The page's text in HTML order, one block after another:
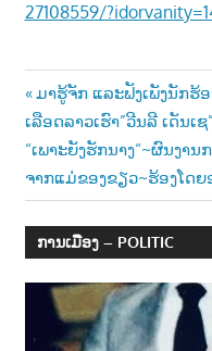
27108559/
Post
navigation
Previous
Post:
ມາຮູ້ຈັກ ແລະຟັງເພັງນັກຮ້
ເລືອດລາວເຮົາ”ວີນລີ ເດັນເຊ”
Next
Post:
“ເພາະຍັງຮັກນາງ“~ຜົນງາ
ຈາກແມ່ຂອງຂຽວ~ຮ້ອງໂດຍ
ການເມືອງ – POLITIC